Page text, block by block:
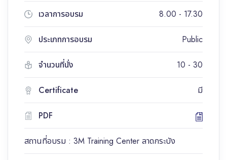
เวลาการอบรม 8.00 - 17.30
ประเภทการอบรม Public
จำนวนที่นั่ง 10 - 30
Certificate มี
PDF
สถานที่อบรม : 3M Training Center ลาดกระบัง